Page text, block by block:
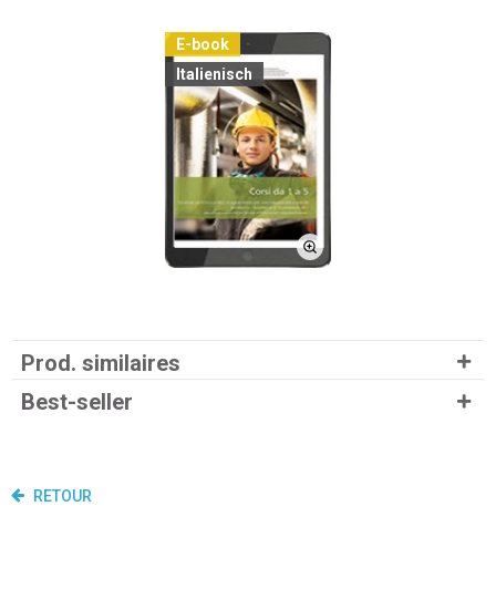
E-book
Italienisch
Prod. similaires
Best-seller
RETOUR